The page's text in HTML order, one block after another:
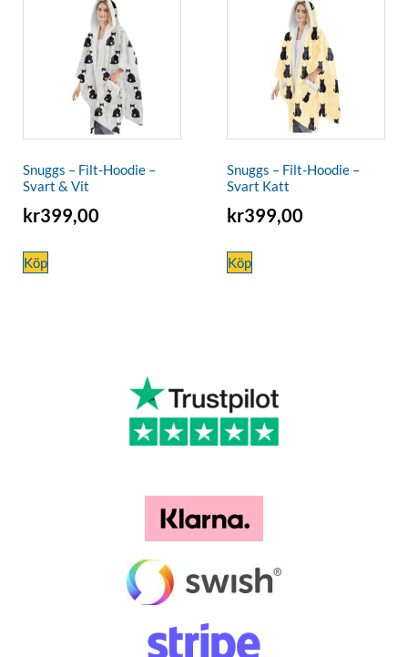
Snuggs – Filt-Hoodie –
Svart & Vit
kr399,00
Köp
Snuggs – Filt-Hoodie –
Svart Katt
kr399,00
Köp